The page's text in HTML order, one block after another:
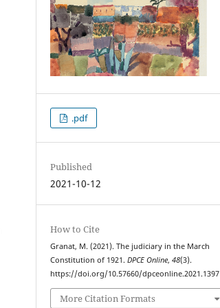
.pdf
Published
2021-10-12
How to Cite
Granat, M. (2021). The judiciary in the March
Constitution of 1921.DPCE Online,48(3).
https://doi.org/10.57660/dpceonline.2021.1397
More Citation Formats